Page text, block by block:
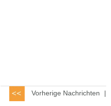
Vorherige Nachrichten |